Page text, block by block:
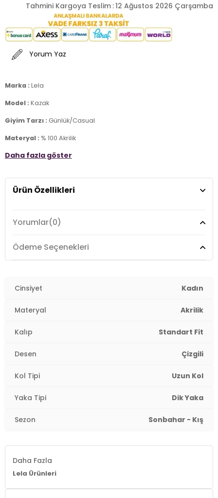
Tahmini Kargoya Teslim :12 Ağustos 2026 Çarşamba
Yorum Yaz
Marka : Lela
Model : Kazak
Giyim Tarzı : Günlük/Casual
Materyal : % 100 Akrilik
Yaka Bilgisi :Dik Yaka
Manken Ölçüsü : Boy : 1.79 cm / Göğüs : 81 cm / Bel : 60 cm /
Türkiye
2DK4615197Y.5680
Benzer Ürünler
Lela
₺1.249,99
2
Daha fazla göster
Ürün Özellikleri
Yorumlar(0)
Ödeme Seçenekleri
Cinsiyet Kadın
Materyal Akrilik
Kalıp Standart Fit
Desen Çizgili
Kol Tipi Uzun Kol
Yaka Tipi Dik Yaka
Sezon Sonbahar - Kış
Daha Fazla
Lela Ürünleri